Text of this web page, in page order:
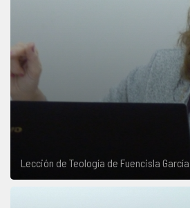
Lección de Teología de Fuencisla García